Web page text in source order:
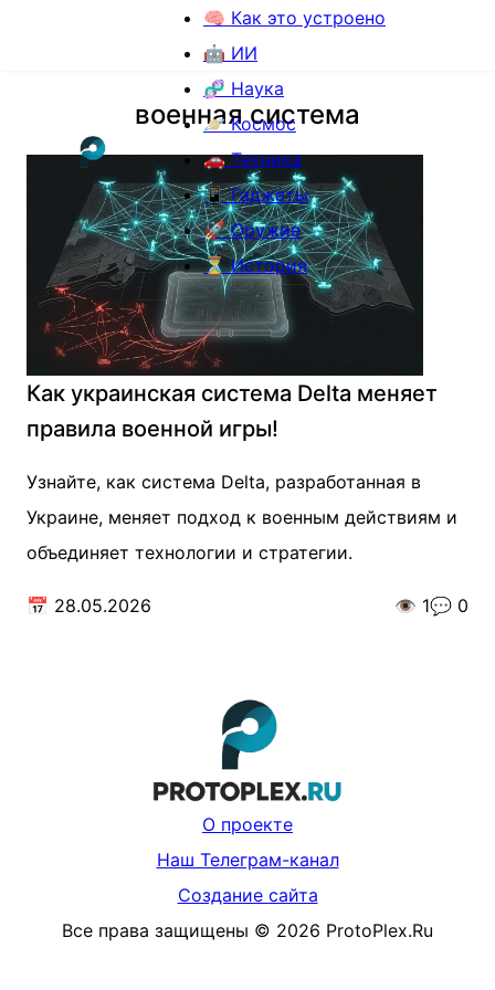
🧠 Как это устроено
🤖 ИИ
🧬 Наука
🪐 Космос
🚗 Техника
📱 Гаджеты
🚀 Оружие
⏳ История
военная система
Как украинская система Delta меняет
правила военной игры!
Узнайте, как система Delta, разработанная в
Украине, меняет подход к военным действиям и
объединяет технологии и стратегии.
📅 28.05.2026 👁️ 1💬 0
О проекте
Наш Телеграм-канал
Создание сайта
Все права защищены © 2026 ProtoPlex.Ru